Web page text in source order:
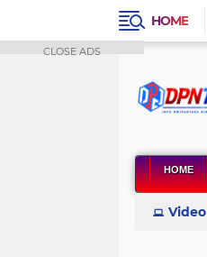
HOME
HOME
Video
CLOSE ADS